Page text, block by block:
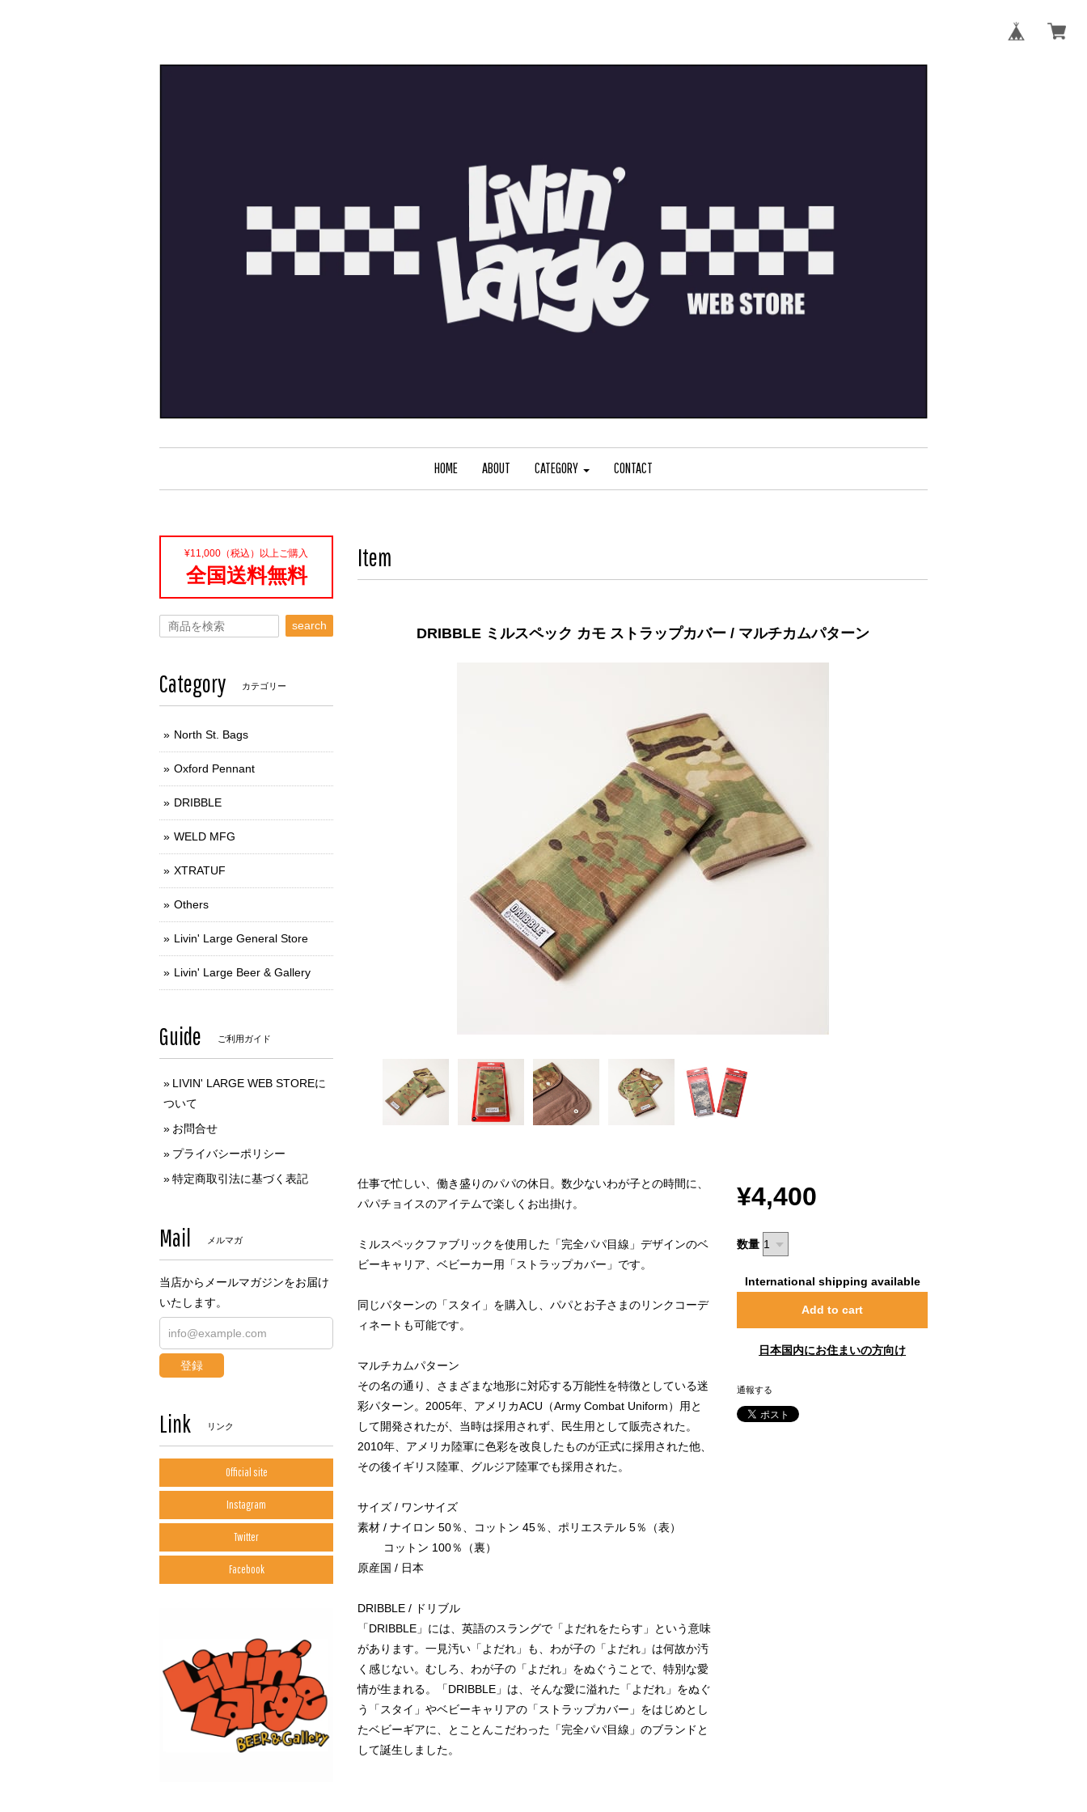
HOME ABOUT CATEGORY CONTACT
Item
DRIBBLE ミルスペック カモ ストラップカバー / マルチカムパターン
仕事で忙しい、働き盛りのパパの休日。数少ないわが子との時間に、
パパチョイスのアイテムで楽しくお出掛け。
ミルスペックファブリックを使用した「完全パパ目線」デザインのベ
ビーキャリア、ベビーカー用「ストラップカバー」です。
同じパターンの「スタイ」を購入し、パパとお子さまのリンクコーデ
ィネートも可能です。
マルチカムパターン
その名の通り、さまざまな地形に対応する万能性を特徴としている迷
彩パターン。2005年、アメリカACU（Army Combat Uniform）用と
して開発されたが、当時は採用されず、民生用として販売された。
2010年、アメリカ陸軍に色彩を改良したものが正式に採用された他、
その後イギリス陸軍、グルジア陸軍でも採用された。
サイズ / ワンサイズ
素材 / ナイロン 50％、コットン 45％、ポリエステル 5％（表）
コットン 100％（裏）
原産国 / 日本
DRIBBLE / ドリブル
「DRIBBLE」には、英語のスラングで「よだれをたらす」という意味
があります。一見汚い「よだれ」も、わが子の「よだれ」は何故か汚
く感じない。むしろ、わが子の「よだれ」をぬぐうことで、特別な愛
情が生まれる。「DRIBBLE」は、そんな愛に溢れた「よだれ」をぬぐ
う「スタイ」やベビーキャリアの「ストラップカバー」をはじめとし
たベビーギアに、とことんこだわった「完全パパ目線」のブランドと
して誕生しました。
¥4,400
数量
International shipping available
Add to cart
日本国内にお住まいの方向け
通報する
¥11,000（税込）以上ご購入
全国送料無料
search
Category カテゴリー
North St. Bags
Oxford Pennant
DRIBBLE
WELD MFG
XTRATUF
Others
Livin' Large General Store
Livin' Large Beer & Gallery
Guide ご利用ガイド
LIVIN' LARGE WEB STOREに
ついて
お問合せ
プライバシーポリシー
特定商取引法に基づく表記
Mail メルマガ
当店からメールマガジンをお届け
いたします。
登録
Link リンク
Official site
Instagram
Twitter
Facebook